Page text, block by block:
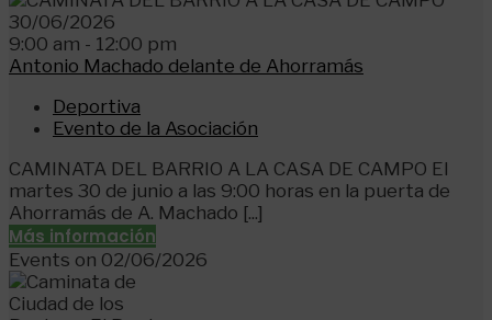
30/06/2026
9:00 am - 12:00 pm
Antonio Machado delante de Ahorramás
Deportiva
Evento de la Asociación
CAMINATA DEL BARRIO A LA CASA DE CAMPO El
martes 30 de junio a las 9:00 horas en la puerta de
Ahorramás de A. Machado [...]
Más información
Events on 02/06/2026